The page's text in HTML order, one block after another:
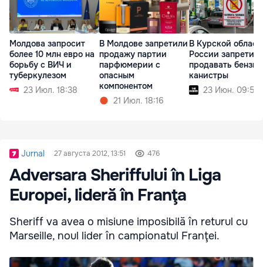
Молдова запросит
более 10 млн евро на
борьбу с ВИЧ и
туберкулезом
23 Июл. 18:38
В Молдове запретили
продажу партии
парфюмерии с
опасным
компонентом
21 Июл. 18:16
В Курской
России
продавать
канистры
23 Июн. 09:53
Jurnal 27 августа 2012, 13:51 476
Adversara Sheriffului în Liga
Europei, lideră în Franţa
Sheriff va avea o misiune imposibilă în returul cu
Marseille, noul lider în campionatul Franţei.